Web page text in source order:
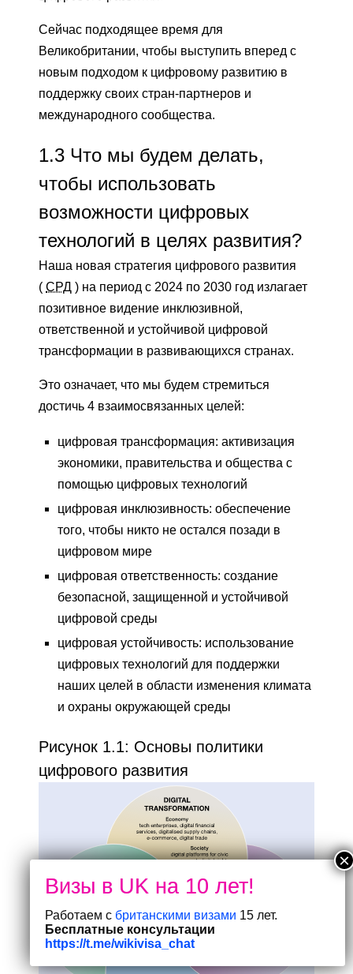
Сейчас подходящее время для
Великобритании, чтобы выступить вперед с
новым подходом к цифровому развитию в
поддержку своих стран-партнеров и
международного сообщества.
1.3 Что мы будем делать,
чтобы использовать
возможности цифровых
технологий в целях развития?
Наша новая стратегия цифрового развития
( СРД ) на период с 2024 по 2030 год излагает
позитивное видение инклюзивной,
ответственной и устойчивой цифровой
трансформации в развивающихся странах.
Это означает, что мы будем стремиться
достичь 4 взаимосвязанных целей:
цифровая трансформация: активизация
экономики, правительства и общества с
помощью цифровых технологий
цифровая инклюзивность: обеспечение
того, чтобы никто не остался позади в
цифровом мире
цифровая ответственность: создание
безопасной, защищенной и устойчивой
цифровой среды
цифровая устойчивость: использование
цифровых технологий для поддержки
наших целей в области изменения климата
и охраны окружающей среды
Рисунок 1.1: Основы политики
цифрового развития
Работаем с британскими визами 15 лет.
Бесплатные консультации
https://t.me/wikivisa_chat